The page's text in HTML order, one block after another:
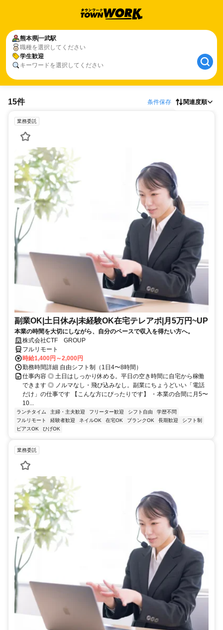
熊本県一武駅
職種を選択してください
学生歓迎
キーワードを選択してください
15件 条件保存 関連度順
業務委託
副業OK|土日休み|未経験OK在宅テレアポ|月5万円~UP
本業の時間を大切にしながら、自分のペースで収入を得たい方へ。
株式会社CTF GROUP
フルリモート
時給1,400円～2,000円
勤務時間詳細 自由シフト制（1日4〜8時間）
仕事内容 ◎ 土日はしっかり休める。平日の空き時間に自宅から稼働
できます ◎ ノルマなし・飛び込みなし。副業にちょうどいい「電話
だけ」の仕事です 【こんな方にぴったりです】 ・本業の合間に月5〜
10...
ランチタイム 主婦・主夫歓迎 フリーター歓迎 シフト自由
学歴不問
フルリモート
経験者歓迎 ネイルOK 在宅OK ブランクOK 長期歓迎
シフト制
ピアスOK
ひげOK
業務委託